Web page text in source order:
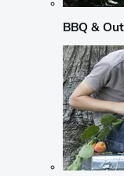
BBQ &